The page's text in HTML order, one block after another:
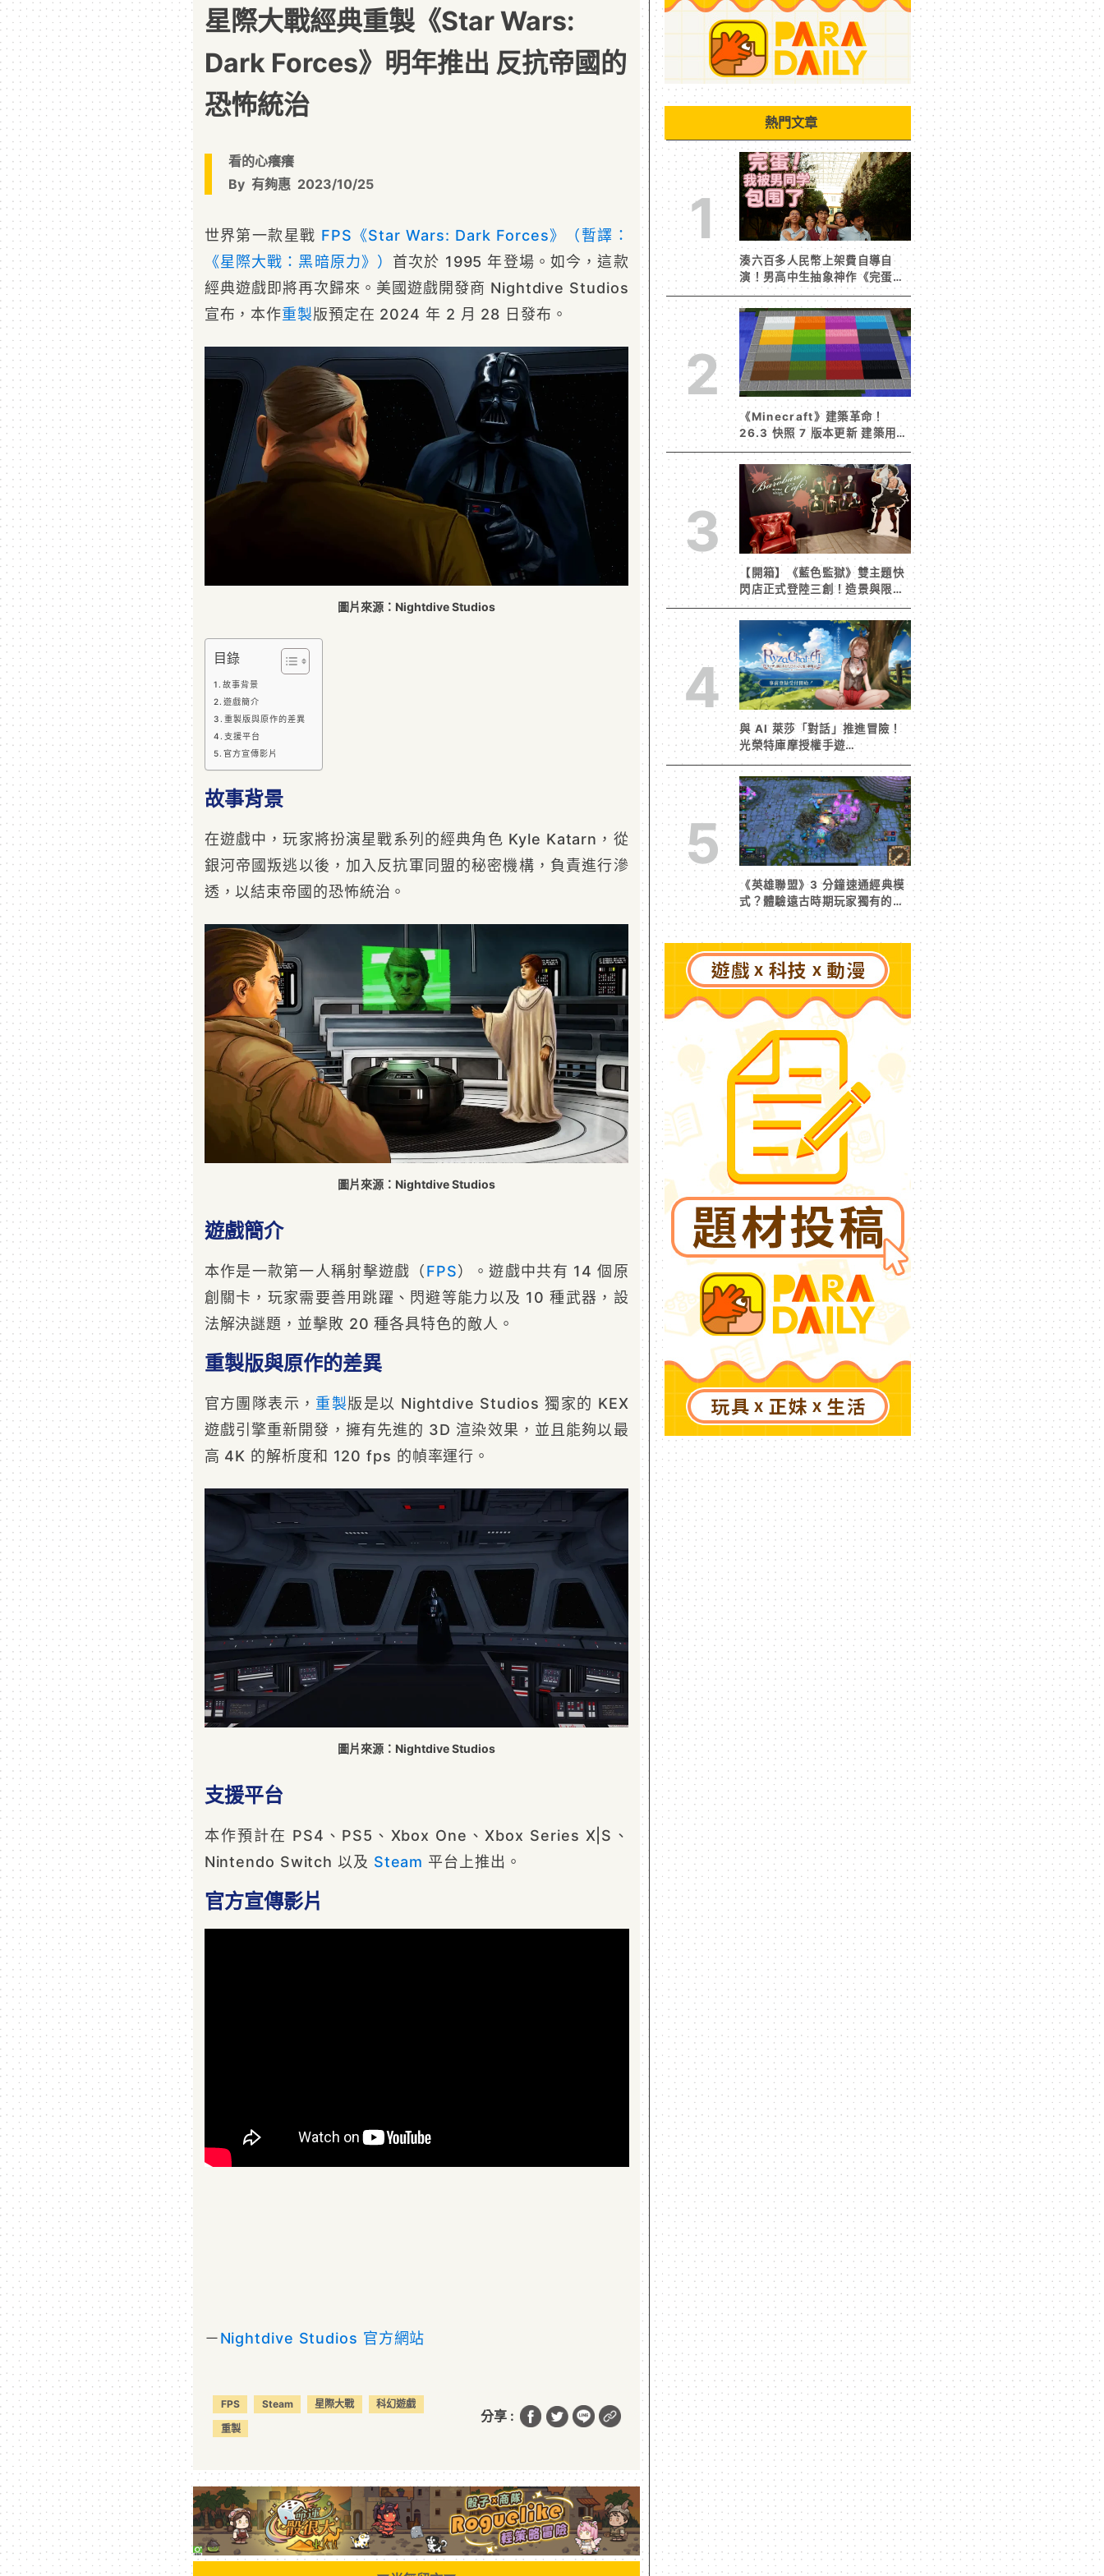
星際大戰經典重製《Star Wars:
Dark Forces》明年推出 反抗帝國的
恐怖統治
看的心癢癢
By 有夠惠 2023/10/25
世界第一款星戰 FPS 《Star Wars: Dark Forces》（暫譯：
《星際大戰：黑暗原力》） 首次於 1995 年登場。如今，這款
經典遊戲即將再次歸來。美國遊戲開發商 Nightdive Studios
宣布，本作重製版預定在 2024 年 2 月 28 日發布。
圖片來源：Nightdive Studios
目錄
故事背景
遊戲簡介
重製版與原作的差異
支援平台
官方宣傳影片
故事背景
在遊戲中，玩家將扮演星戰系列的經典角色 Kyle Katarn，從
銀河帝國叛逃以後，加入反抗軍同盟的秘密機構，負責進行滲
透，以結束帝國的恐怖統治。
圖片來源：Nightdive Studios
遊戲簡介
本作是一款第一人稱射擊遊戲（FPS）。遊戲中共有 14 個原
創關卡，玩家需要善用跳躍、閃避等能力以及 10 種武器，設
法解決謎題，並擊敗 20 種各具特色的敵人。
重製版與原作的差異
官方團隊表示， 重製版是以 Nightdive Studios 獨家的 KEX
遊戲引擎重新開發，擁有先進的 3D 渲染效果，並且能夠以最
高 4K 的解析度和 120 fps 的幀率運行。
圖片來源：Nightdive Studios
支援平台
本作預計在 PS4、PS5、Xbox One、Xbox Series X|S、
Nintendo Switch 以及 Steam 平台上推出。
官方宣傳影片
－Nightdive Studios 官方網站
FPS Steam 星際大戰
科幻遊戲
重製
分享 :
熱門文章
1
湊六百多人民幣上架費自導自
演！男高中生抽象神作《完蛋！
我被男同學包圍了》突然爆紅
2
《Minecraft》建築革命！
26.3 快照 7 版本更新 建築用方
塊家族迎來新成員 混凝土階梯&
半磚震撼登場！
3
【開箱】《藍色監獄》雙主題快
閃店正式登陸三創！造景與限定
周邊搶先看
4
與 AI 萊莎「對話」推進冒險！
光榮特庫摩授權手遊
《RyzaChat:AI ライザと創る
あなただけのひと夏の夢物語》
事前登錄今日啟動
5
《英雄聯盟》3 分鐘速通經典模
式？體驗遠古時期玩家獨有的樂
趣